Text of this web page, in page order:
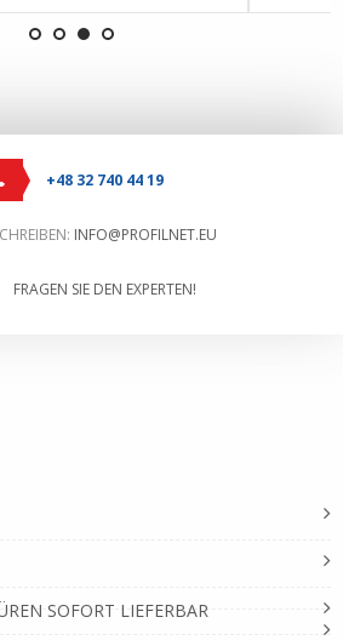
+48 32 740 44 19
INFO@PROFILNET.EU
FRAGEN SIE DEN EXPERTEN!
SOFORT LIEFERBAR